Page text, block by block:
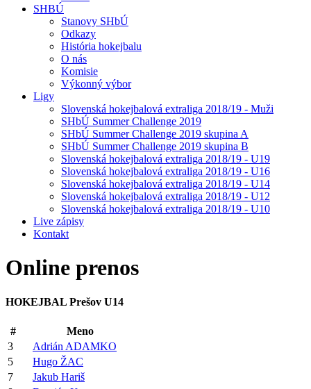
SHBÚ
Stanovy SHbÚ
Odkazy
História hokejbalu
O nás
Komisie
Výkonný výbor
Ligy
Slovenská hokejbalová extraliga 2018/19 - Muži
SHbÚ Summer Challenge 2019
SHbÚ Summer Challenge 2019 skupina A
SHbÚ Summer Challenge 2019 skupina B
Slovenská hokejbalová extraliga 2018/19 - U19
Slovenská hokejbalová extraliga 2018/19 - U16
Slovenská hokejbalová extraliga 2018/19 - U14
Slovenská hokejbalová extraliga 2018/19 - U12
Slovenská hokejbalová extraliga 2018/19 - U10
Live zápisy
Kontakt
Online prenos
HOKEJBAL Prešov U14
#
Meno
3
Adrián ADAMKO
5
Hugo ŽAC
7
Jakub Hariš